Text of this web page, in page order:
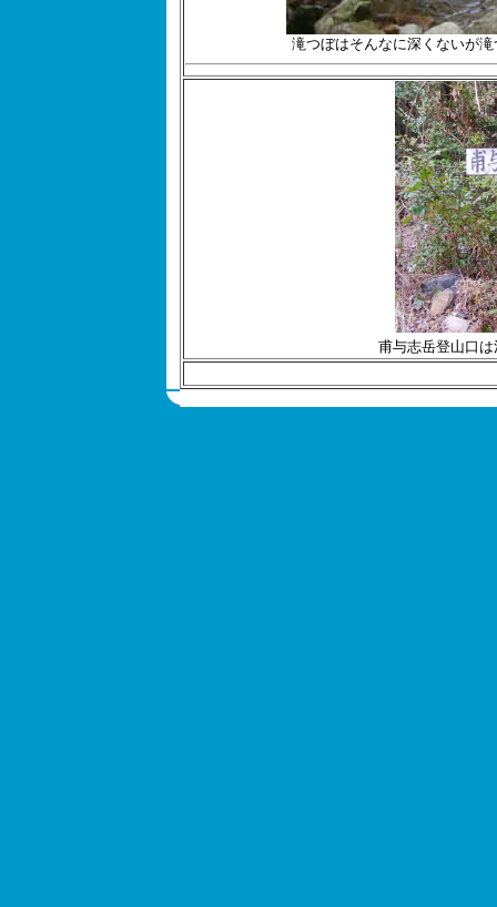
滝つぼはそんなに深くないが
甫与志岳登山口